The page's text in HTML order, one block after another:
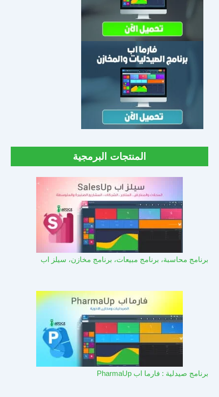
المنتجات البرمجية
برنامج محاسبة، برنامج مبيعات، برنامج مخازن، سيلز اب
برنامج صيدلية : فارما اب PharmaUp​